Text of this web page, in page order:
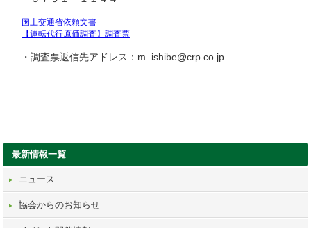
国土交通省依頼文書
【運転代行原価調査】調査票
・調査票返信先アドレス：m_ishibe@crp.co.jp
最新情報一覧
ニュース
協会からのお知らせ